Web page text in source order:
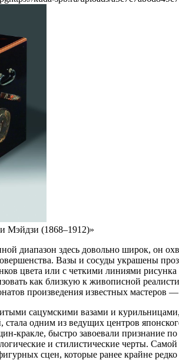
Мэйдзи (1868–1912)»
диапазон здесь довольно широк, он
Вазы и сосуды украшены
цвета или с четкими линиями
как близкую к живописной
произведения известных
сацумскими вазами и
одним из ведущих центров
кракле, быстро завоевали признание
и стилистические черты.
сцен, которые ранее крайне